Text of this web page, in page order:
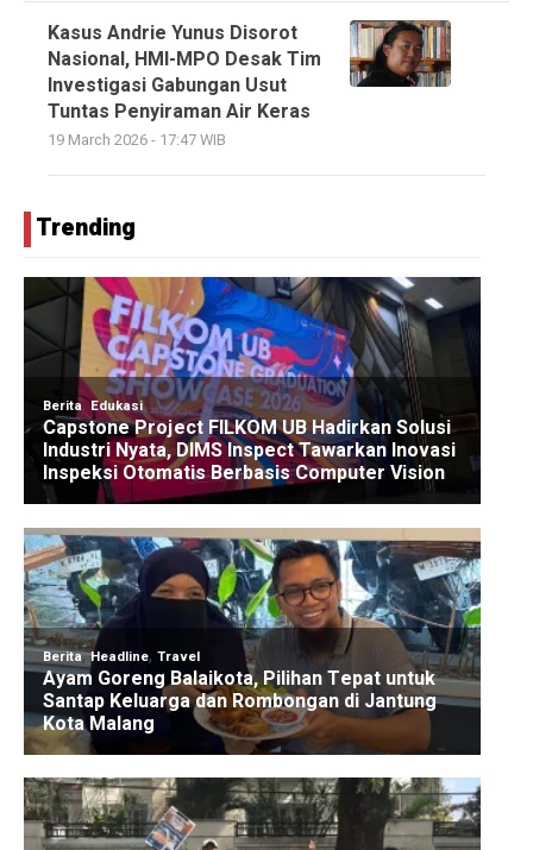
Kasus Andrie Yunus Disorot
Nasional, HMI-MPO Desak Tim
Investigasi Gabungan Usut
Tuntas Penyiraman Air Keras
19 March 2026 - 17:47 WIB
Trending